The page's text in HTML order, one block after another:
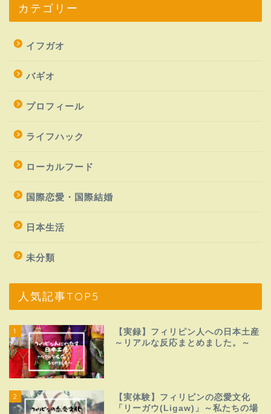
カテゴリー
イフガオ
バギオ
プロフィール
ライフハック
ローカルフード
国際恋愛・国際結婚
日本生活
未分類
人気記事TOP5
1
【実録】フィリピン人への日本土産
～リアルな反応まとめました。～
2
【実体験】フィリピンの恋愛文化
「リーガウ(Ligaw)」～私たちの場